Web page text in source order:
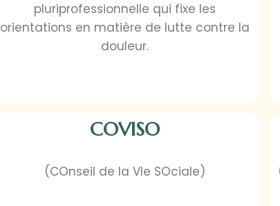
pluriprofessionnelle qui fixe les
orientations en matière de lutte contre la
douleur.
COVISO
(COnseil de la VIe SOciale)